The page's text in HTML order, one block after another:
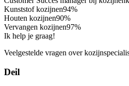
Kunststof kozijnen94%
Houten kozijnen90%
Vervangen kozijnen97%
Ik help je graag!
Veelgestelde vragen over
Deil